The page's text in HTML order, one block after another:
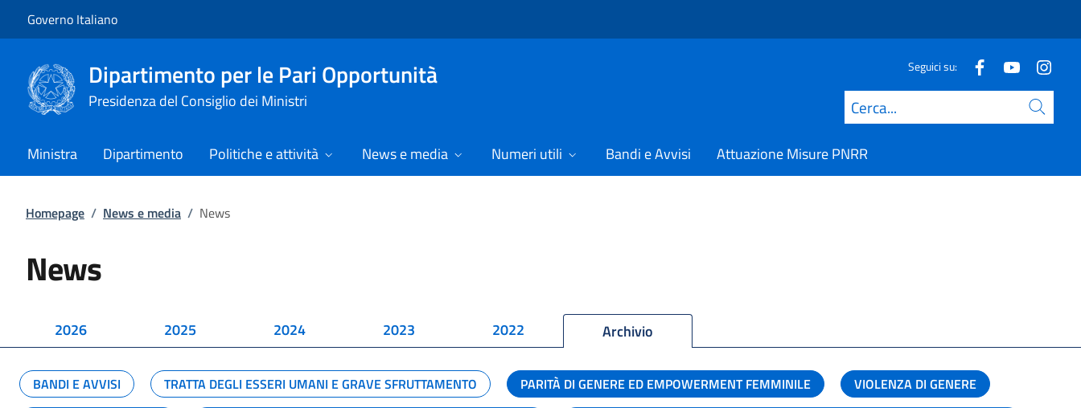
Governo Italiano
Dipartimento per le Pari Opportunità
Presidenza del Consiglio dei Ministri
Seguici su:
Cerca
Ministra Dipartimento Politiche e attività News e media Numeri utili Bandi e Avvisi Attuazione Misure PNRR
Homepage / News e media / News
News
2026 2025 2024 2023 2022 Archivio
BANDI E AVVISI TRATTA DEGLI ESSERI UMANI E GRAVE SFRUTTAMENTO PARITÀ DI GENERE ED EMPOWERMENT FEMMINILE
VIOLENZA DI GENERE